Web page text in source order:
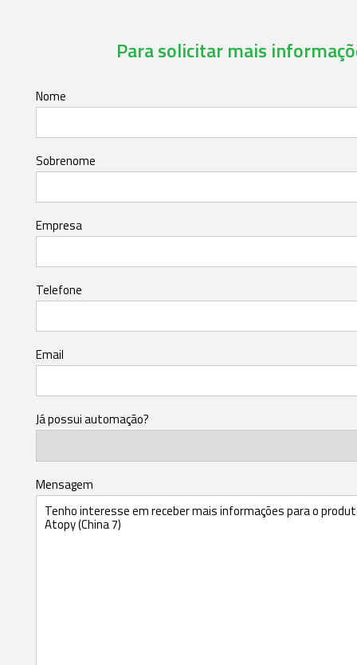
Para solicitar mais
Nome
Sobrenome
Empresa
Telefone
Email
Já possui automação?
Mensagem